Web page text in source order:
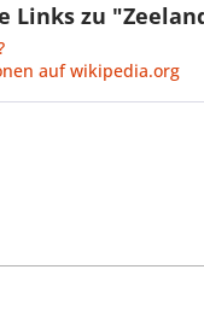
Links zu
auf wikipedia.org